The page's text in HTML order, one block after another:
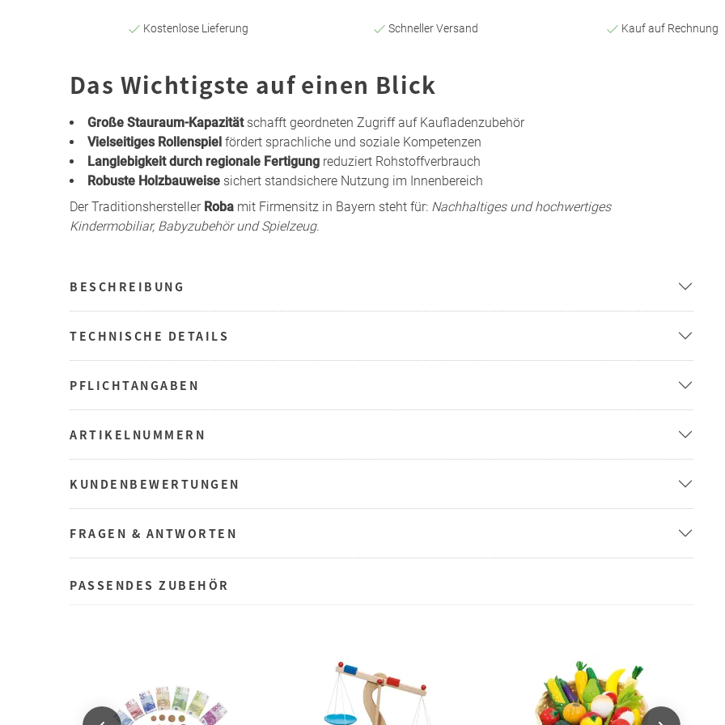
Kostenlose Lieferung Schneller Versand Kauf auf Rechnung
Das Wichtigste auf einen Blick
Große Stauraum-Kapazitätschafft geordneten Zugriff auf Kaufladenzubehör
Vielseitiges Rollenspiel fördert sprachliche und soziale Kompetenzen
Langlebigkeit durch regionale Fertigung reduziert Rohstoffverbrauch
Robuste Holzbauweise sichert standsichere Nutzung im Innenbereich
Der Traditionshersteller Roba mit Firmensitz in Bayern steht für: Nachhaltiges und hochwertiges
Kindermobiliar, Babyzubehör und Spielzeug.
BESCHREIBUNG
TECHNISCHE DETAILS
PFLICHTANGABEN
ARTIKELNUMMERN
KUNDENBEWERTUNGEN
FRAGEN & ANTWORTEN
PASSENDES ZUBEHÖR